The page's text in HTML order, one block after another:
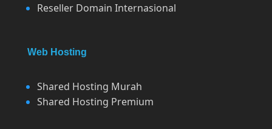
Reseller Domain Internasional
Web Hosting
Shared Hosting Murah
Shared Hosting Premium